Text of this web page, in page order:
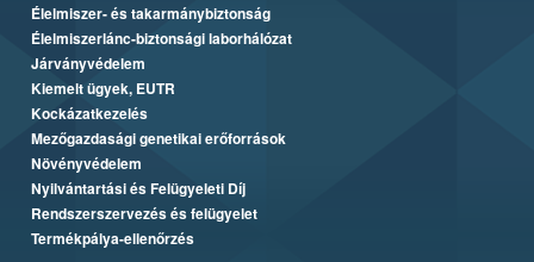
Élelmiszer- és takarmánybiztonság
Élelmiszerlánc-biztonsági laborhálózat
Járványvédelem
Kiemelt ügyek, EUTR
Kockázatkezelés
Mezőgazdasági genetikai erőforrások
Növényvédelem
Nyilvántartási és Felügyeleti Díj
Rendszerszervezés és felügyelet
Termékpálya-ellenőrzés